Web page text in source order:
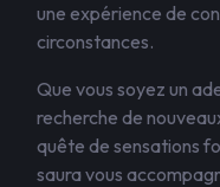
une expérience de
circonstances.
Que vous soyez un
recherche de
quête de sensations
saura vous